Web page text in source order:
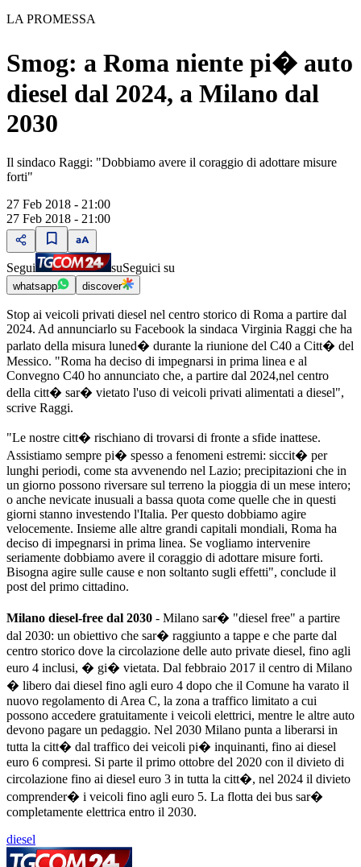
LA PROMESSA
Smog: a Roma niente pi� auto
diesel dal 2024, a Milano dal
2030
Il sindaco Raggi: "Dobbiamo avere il coraggio di adottare misure
forti"
27 Feb 2018 - 21:00
27 Feb 2018 - 21:00
Segui suSeguici su
whatsapp discover
Stop ai veicoli privati diesel nel centro storico di Roma a partire dal
2024. Ad annunciarlo su Facebook la sindaca Virginia Raggi che ha
parlato della misura luned� durante la riunione del C40 a Citt� del
Messico. "Roma ha deciso di impegnarsi in prima linea e al
Convegno C40 ho annunciato che, a partire dal 2024,nel centro
della citt� sar� vietato l'uso di veicoli privati alimentati a diesel",
scrive Raggi.
"Le nostre citt� rischiano di trovarsi di fronte a sfide inattese.
Assistiamo sempre pi� spesso a fenomeni estremi: siccit� per
lunghi periodi, come sta avvenendo nel Lazio; precipitazioni che in
un giorno possono riversare sul terreno la pioggia di un mese intero;
o anche nevicate inusuali a bassa quota come quelle che in questi
giorni stanno investendo l'Italia. Per questo dobbiamo agire
velocemente. Insieme alle altre grandi capitali mondiali, Roma ha
deciso di impegnarsi in prima linea. Se vogliamo intervenire
seriamente dobbiamo avere il coraggio di adottare misure forti.
Bisogna agire sulle cause e non soltanto sugli effetti", conclude il
post del primo cittadino.
Milano diesel-free dal 2030 - Milano sar� "diesel free" a partire
dal 2030: un obiettivo che sar� raggiunto a tappe e che parte dal
centro storico dove la circolazione delle auto private diesel, fino agli
euro 4 inclusi, � gi� vietata. Dal febbraio 2017 il centro di Milano
� libero dai diesel fino agli euro 4 dopo che il Comune ha varato il
nuovo regolamento di Area C, la zona a traffico limitato a cui
possono accedere gratuitamente i veicoli elettrici, mentre le altre auto
devono pagare un pedaggio. Nel 2030 Milano punta a liberarsi in
tutta la citt� dal traffico dei veicoli pi� inquinanti, fino ai diesel
euro 6 compresi. Si parte il primo ottobre del 2020 con il divieto di
circolazione fino ai diesel euro 3 in tutta la citt�, nel 2024 il divieto
comprender� i veicoli fino agli euro 5. La flotta dei bus sar�
completamente elettrica entro il 2030.
diesel